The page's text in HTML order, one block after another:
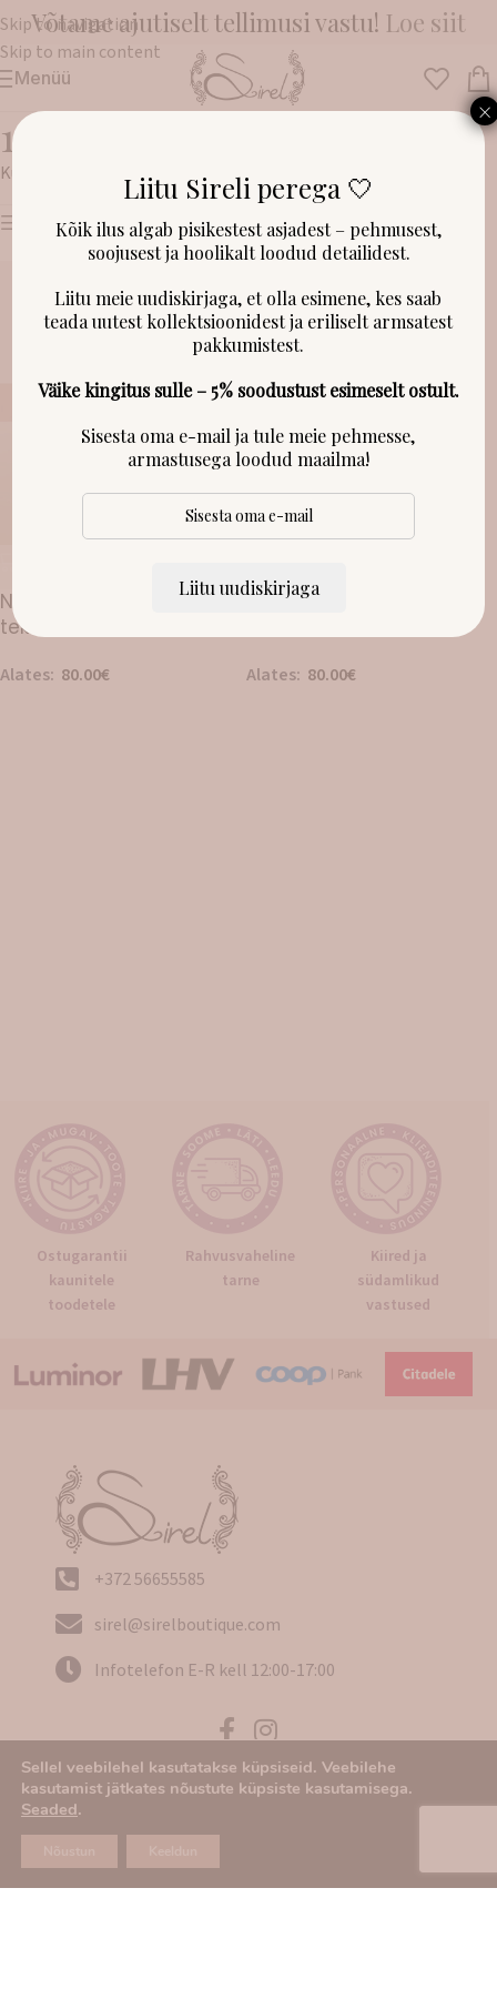
Skip to navigation
Skip to main content
Võtame ajutiselt tellimusi vastu! Loe siit
Menüü
13.
Kuvatakse kõik 2 tulemust
Näita filtreid
Nimelised tüdrukute
tekikotid
Alates: 80.00€
Nimelised poiste
Alates: 80.00€
Ostugarantii
kaunitele
toodetele
Rahvusvaheline
tarne
Kiired ja
südamlikud
vastused
+372 56655585
sirel@sirelboutique.com
Infotelefon E-R kell 12:00-17:00
Ostu- ja tarneinfo
Kasutustingimused
Privaatsuspoliitika
Liitu Sireli perega 🤍
Kõik ilus algab pisikestest asjadest – pehmusest,
soojusest ja hoolikalt loodud detailidest.
Liitu meie uudiskirjaga, et olla esimene, kes saab
teada uutest kollektsioonidest ja eriliselt armsatest
pakkumistest.
Väike kingitus sulle – 5% soodustust esimeselt ostult.
Sisesta oma e-mail ja tule meie pehmesse,
armastusega loodud maailma!
Liitu uudiskirjaga
×
Sellel veebilehel kasutatakse küpsiseid. Veebilehe
kasutamist jätkates nõustute küpsiste kasutamisega.
Seaded.